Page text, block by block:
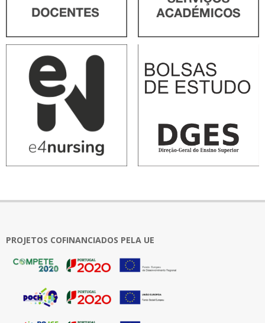
PROJETOS COFINANCIADOS PELA UE